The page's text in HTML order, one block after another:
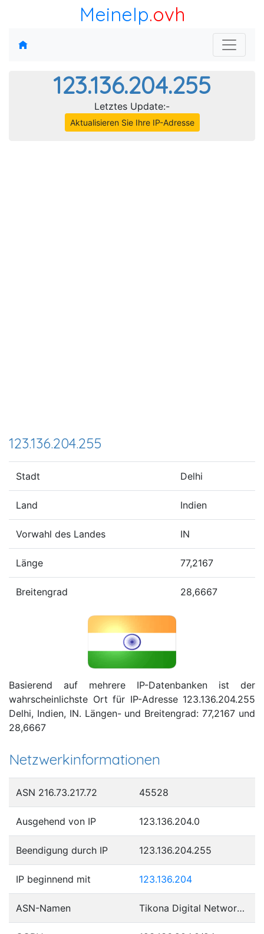
MeineIp.ovh
123.136.204.255
Letztes Update:-
Aktualisieren Sie Ihre IP-Adresse
123.136.204.255
Stadt Delhi
Land Indien
Vorwahl des Landes IN
Länge 77,2167
Breitengrad 28,6667
Basierend auf mehrere IP-Datenbanken ist der
wahrscheinlichste Ort für IP-Adresse 123.136.204.255
Delhi, Indien, IN. Längen- und Breitengrad: 77,2167 und
28,6667
Netzwerkinformationen
ASN 216.73.217.72 45528
Ausgehend von IP 123.136.204.0
Beendigung durch IP 123.136.204.255
IP beginnend mit 123.136.204
ASN-Namen Tikona Digital Networks Pvt Ltd.